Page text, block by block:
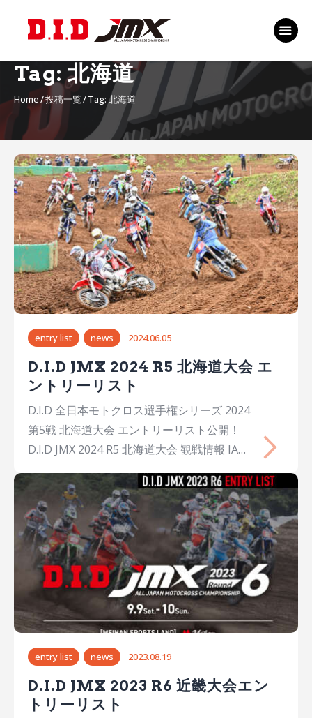
Tag: 北海道
Home 投稿一覧 Tag: 北海道
TOP
RANKING 2026
RIDERS 2026
SPONSORS
TICKET
MSP Motosports
Promotion TOP
entry list news 2024.06.05
D.I.D JMX 2024 R5 北海道大会 エ
ントリーリスト
D.I.D 全日本モトクロス選手権シリーズ 2024
第5戦 北海道大会 エントリーリスト公開！
D.I.D JMX 2024 R5 北海道大会 観戦情報 IA1
ーマシン 1JAY WILSONJay
WILSONAUS29YAMAHA FACTORY
INNOVATION TEAMYamahaYZ450FM 2大
倉 由揮Yuki OKURA大阪25Honda Dream
Racing BellsHondaCRF450R 4内田 篤基
Atsuki UCHIDA静岡27Yogibo MOUNTAIN
RIDERSKawasakiKX450 5大城 魁之輔
Kainosuke OSHIRO沖縄24YSP浜松 with
BABANASHOXYamahaYZ450F 6大塚 豪太
Gota OTSUKA栃木
27T.E.SPORTHondaCRF450R 7能塚 智寛
Chihiro NOTSUKA福岡27Team Kawasaki…
entry list news 2023.08.19
D.I.D JMX 2023 R6 近畿大会エン
トリーリスト